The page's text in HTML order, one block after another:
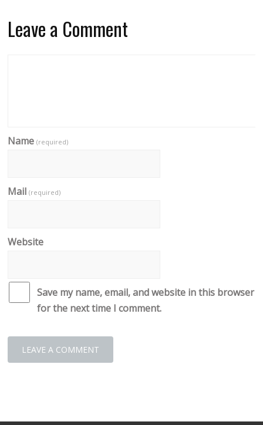
Leave a Comment
Name(required)
Mail(required)
Website
Save my name, email, and website in this browser
for the next time I comment.